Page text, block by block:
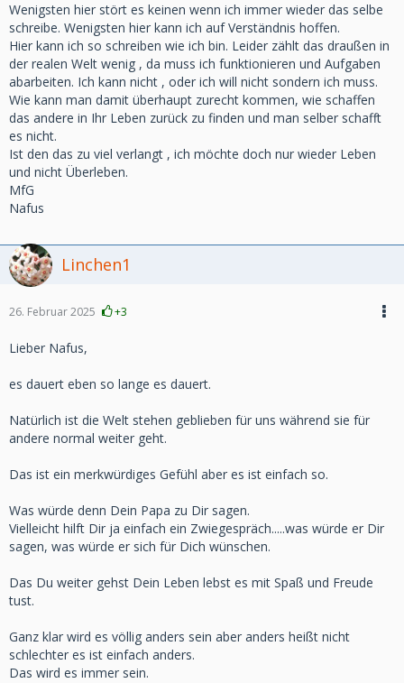
Wenigsten hier stört es keinen wenn ich immer wieder das selbe
schreibe. Wenigsten hier kann ich auf Verständnis hoffen.
Hier kann ich so schreiben wie ich bin. Leider zählt das draußen in
der realen Welt wenig , da muss ich funktionieren und Aufgaben
abarbeiten. Ich kann nicht , oder ich will nicht sondern ich muss.
Wie kann man damit überhaupt zurecht kommen, wie schaffen
das andere in Ihr Leben zurück zu finden und man selber schafft
es nicht.
Ist den das zu viel verlangt , ich möchte doch nur wieder Leben
und nicht Überleben.
MfG
Nafus
Linchen1
26. Februar 2025 +3
Lieber Nafus,
es dauert eben so lange es dauert.
Natürlich ist die Welt stehen geblieben für uns während sie für
andere normal weiter geht.
Das ist ein merkwürdiges Gefühl aber es ist einfach so.
Was würde denn Dein Papa zu Dir sagen.
Vielleicht hilft Dir ja einfach ein Zwiegespräch.....was würde er Dir
sagen, was würde er sich für Dich wünschen.
Das Du weiter gehst Dein Leben lebst es mit Spaß und Freude
tust.
Ganz klar wird es völlig anders sein aber anders heißt nicht
schlechter es ist einfach anders.
Das wird es immer sein.